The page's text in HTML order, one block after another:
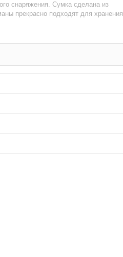
снаряжения. Сумка сделана из
прекрасно подходят для хранения